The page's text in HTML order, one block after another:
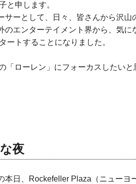
と申します。
サーとして、日々、皆さんから沢山
のエンターテイメント界から、気に
ートすることになりました。
「ローレン」にフォーカスしたいと
夜
本日、Rockefeller Plaza（ニューヨ